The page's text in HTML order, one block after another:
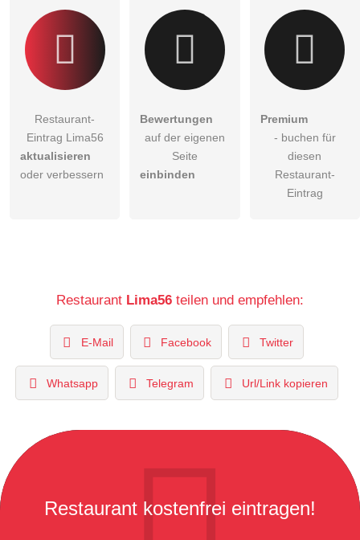
Restaurant-Eintrag zu stellen.
Restaurant-
Eintrag Lima56
aktualisieren
oder verbessern
Bewertungen
auf der eigenen
Seite
einbinden
Premium
- buchen für
diesen
Restaurant-
Eintrag
Restaurant Lima56 teilen und empfehlen:
E-Mail Facebook Twitter
Whatsapp Telegram Url/Link kopieren
Restaurant kostenfrei eintragen!